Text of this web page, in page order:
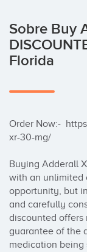
Sobre Buy
Florida
Order Now:-
xr-30-mg/
Buying Adderall
with an unlimited
opportunity, but
and carefully
discounted offers
guarantee of the
medication being